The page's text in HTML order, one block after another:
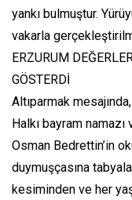
yankı bulmuştur.
vakarla
ERZURUM
GÖSTERDİ
Altıparmak
Halkı bayram
Osman Bedrettin’in
duymuşçasına
kesiminden ve her